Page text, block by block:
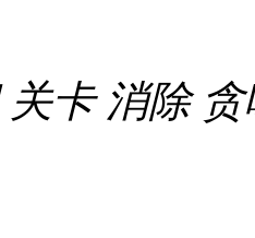
关卡 消除